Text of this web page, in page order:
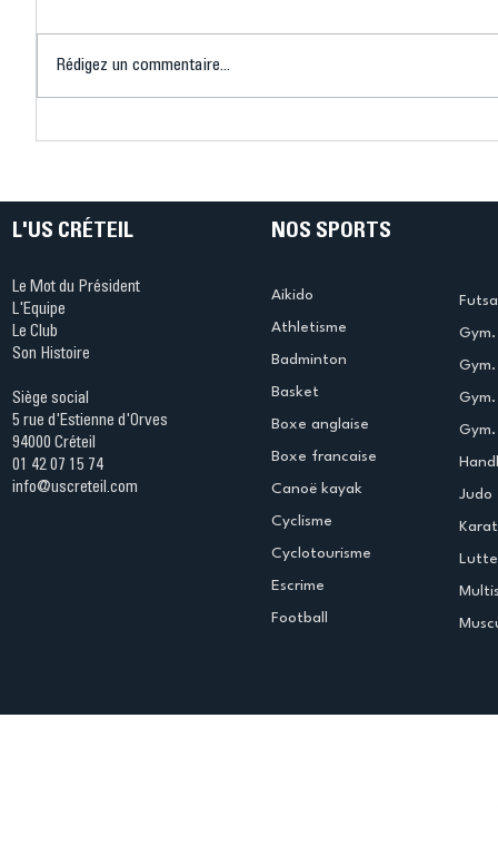
Ping ? Quand le tennis de
termine
Rédigez un commentaire...
L'US CRÉTEIL
Le Mot du Président
L'Equipe
Le Club
Son Histoire
Siège social
5 rue d'Estienne d'Orves
94000 Créteil
01 42 07 15 74
info@uscreteil.com
NOS SPORTS
Aikido
Athletisme
Badminton
Basket
Boxe anglaise
Boxe francaise
Canoë kayak
Cyclisme
Cyclotourisme
Escrime
Football
Judo
Lutte